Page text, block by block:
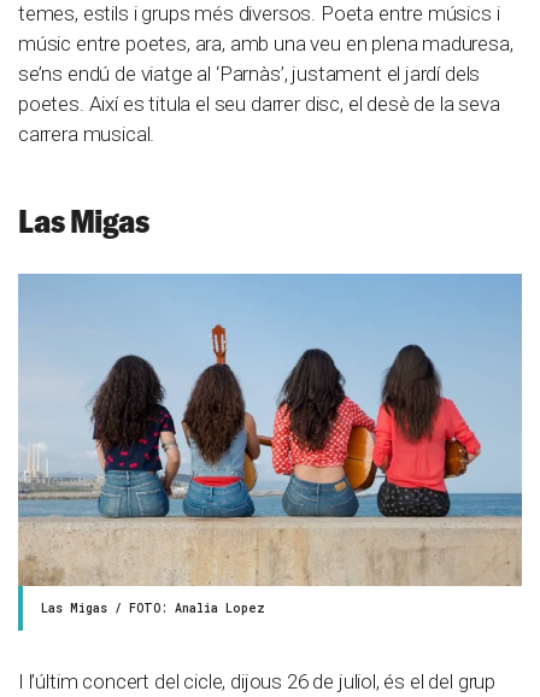
temes, estils i grups més diversos. Poeta entre músics i
músic entre poetes, ara, amb una veu en plena maduresa,
se’ns endú de viatge al ‘Parnàs’, justament el jardí dels
poetes. Així es titula el seu darrer disc, el desè de la seva
carrera musical.
Las Migas
Las Migas / FOTO: Analia Lopez
I l’últim concert del cicle, dijous 26 de juliol, és el del grup